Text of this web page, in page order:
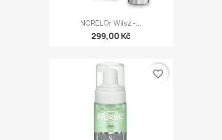
NOREL Dr Wilsz -...
299,00 Kč
favorite_border